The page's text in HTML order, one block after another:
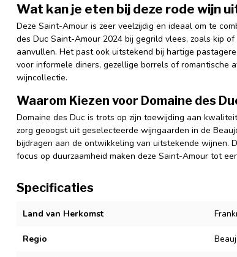
Wat kan je eten bij deze rode wijn
Deze Saint-Amour is zeer veelzijdig en ideaal om te
des Duc Saint-Amour 2024 bij gegrild vlees, zoals kip
aanvullen. Het past ook uitstekend bij hartige
voor informele diners, gezellige borrels of romantische
wijncollectie.
Waarom Kiezen voor Domaine des
Domaine des Duc is trots op zijn toewijding aan
zorg geoogst uit geselecteerde wijngaarden in de
bijdragen aan de ontwikkeling van uitstekende wijnen.
focus op duurzaamheid maken deze Saint-Amour tot
Specificaties
Land van Herkomst
Regio